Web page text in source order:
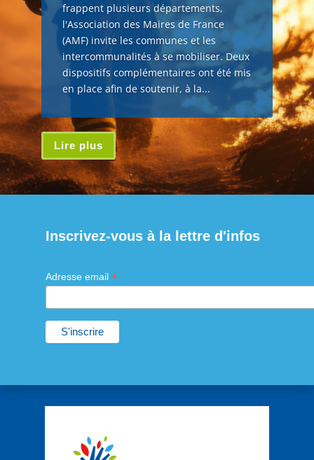
frappent plusieurs départements,
l'Association des Maires de France
(AMF) invite les communes et les
intercommunalités à se mobiliser. Deux
dispositifs complémentaires ont été mis
en place afin de soutenir, à la...
Lire plus
Inscrivez-vous à la lettre d'infos
Adresse email *